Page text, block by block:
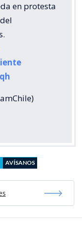
en protesta
AVÍSANOS